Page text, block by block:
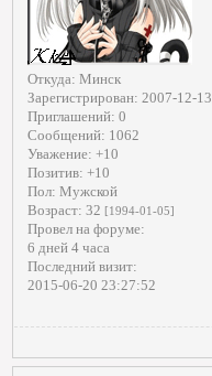
Откуда: Минск
Зарегистрирован: 2007-12-13
Приглашений: 0
Сообщений: 1062
Уважение: +10
Позитив: +10
Пол: Мужской
Возраст: 32 [1994-01-05]
Провел на форуме:
6 дней 4 часа
Последний визит:
2015-06-20 23:27:52